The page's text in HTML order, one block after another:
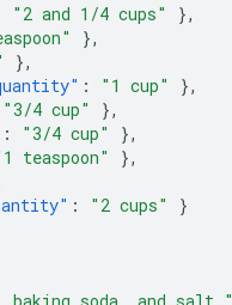
"2 and 1/4 cups"
},
},
},
: "1 cup"
},
"3/4 cup"
},
: "3/4 cup"
},
teaspoon"
},
: "2 cups"
}